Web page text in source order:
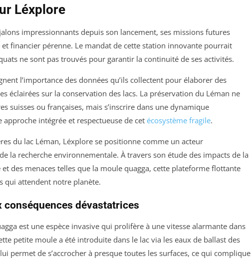
Léxplore
impressionnants depuis son lancement, ses missions futures
financier pérenne. Le mandat de cette station innovante pourrait
ne sont pas trouvés pour garantir la continuité de ses activités.
l’importance des données qu’ils collectent pour élaborer des
éclairées sur la conservation des lacs. La préservation du Léman ne
suisses ou françaises, mais s’inscrire dans une dynamique
intégrée et respectueuse de cet écosystème fragile.
du lac Léman, Léxplore se positionne comme un acteur
la recherche environnementale. À travers son étude des impacts de la
des menaces telles que la moule quagga, cette plateforme flottante
qui attendent notre planète.
conséquences dévastatrices
est une espèce invasive qui prolifère à une vitesse alarmante dans
petite moule a été introduite dans le lac via les eaux de ballast des
permet de s’accrocher à presque toutes les surfaces, ce qui complique